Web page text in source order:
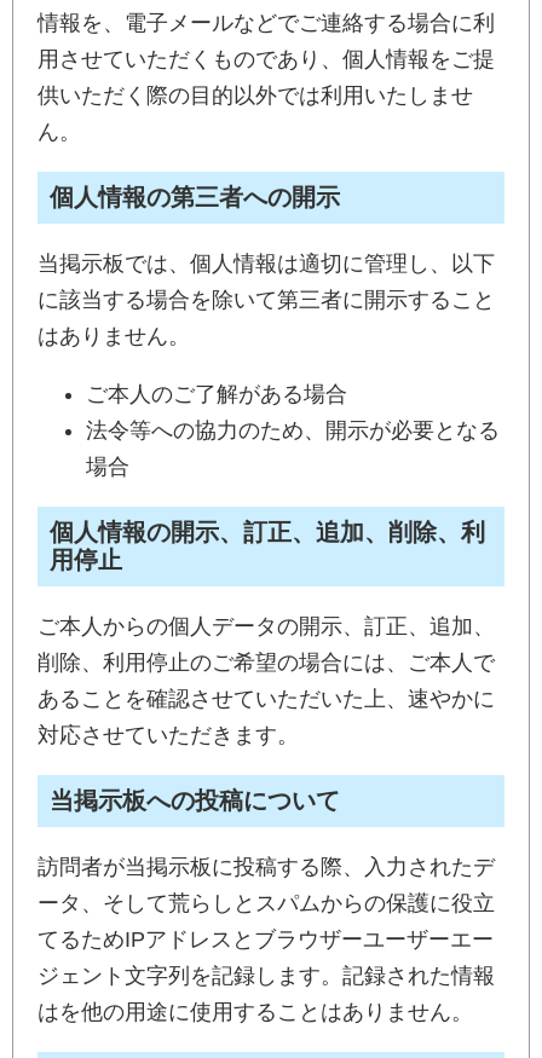
情報を、電子メールなどでご連絡する場合に利
用させていただくものであり、個人情報をご提
供いただく際の目的以外では利用いたしませ
ん。
個人情報の第三者への開示
当掲示板では、個人情報は適切に管理し、以下
に該当する場合を除いて第三者に開示すること
はありません。
ご本人のご了解がある場合
法令等への協力のため、開示が必要となる
場合
個人情報の開示、訂正、追加、削除、利
用停止
ご本人からの個人データの開示、訂正、追加、
削除、利用停止のご希望の場合には、ご本人で
あることを確認させていただいた上、速やかに
対応させていただきます。
当掲示板への投稿について
訪問者が当掲示板に投稿する際、入力されたデ
ータ、そして荒らしとスパムからの保護に役立
てるためIPアドレスとブラウザーユーザーエー
ジェント文字列を記録します。記録された情報
はを他の用途に使用することはありません。